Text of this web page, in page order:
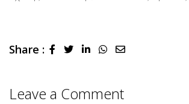
Share : LinkedInWhatsapp
Share
Leave a Comment